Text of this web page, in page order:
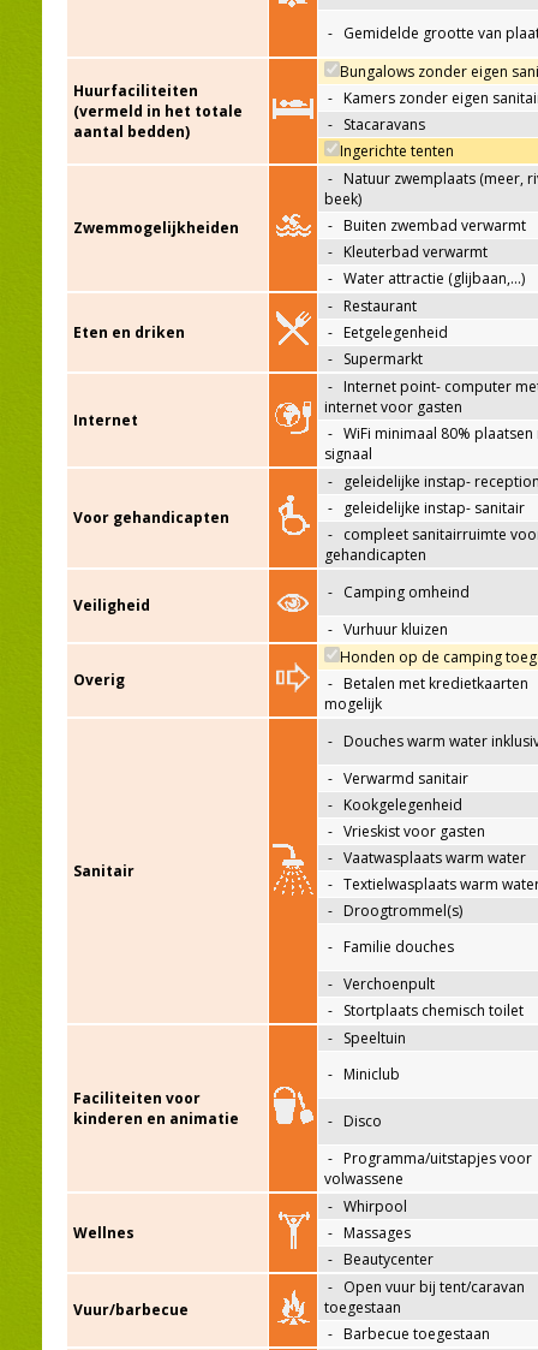
- Gemidelde grootte van
Huurfaciliteiten
(vermeld in het totale
aantal bedden)
Bungalows zonder eigen
- Kamers zonder eigen
- Stacaravans
Ingerichte tenten
Zwemmogelijkheiden
- Natuur zwemplaats (meer,
beek)
- Buiten zwembad verwarmt
- Kleuterbad verwarmt
- Water attractie (glijbaan,…)
Eten en driken
- Restaurant
- Eetgelegenheid
- Supermarkt
Internet
- Internet point- computer
internet voor gasten
- WiFi minimaal 80% plaatsen
signaal
Voor gehandicapten
-
geleidelijke instap-
-
geleidelijke instap- sanitair
- compleet sanitairruimte
gehandicapten
Veiligheid
- Camping omheind
- Vurhuur kluizen
Overig
Honden op de camping
- Betalen met kredietkaarten
mogelijk
Sanitair
- Douches warm water
- Verwarmd sanitair
- Kookgelegenheid
- Vrieskist voor gasten
- Vaatwasplaats warm water
- Textielwasplaats warm
- Droogtrommel(s)
- Familie douches
- Verchoenpult
- Stortplaats chemisch toilet
Faciliteiten voor
kinderen en animatie
- Speeltuin
- Miniclub
- Disco
- Programma/uitstapjes voor
volwassene
Wellnes
- Whirpool
- Massages
- Beautycenter
Vuur/barbecue
- Open vuur bij tent/caravan
toegestaan
- Barbecue toegestaan